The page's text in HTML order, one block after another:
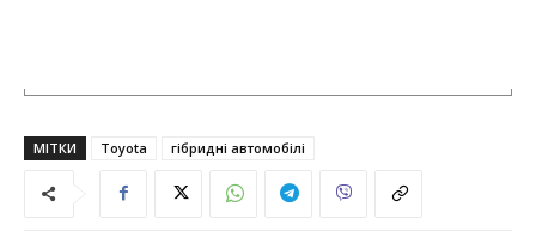
МІТКИ Toyota гібридні автомобілі